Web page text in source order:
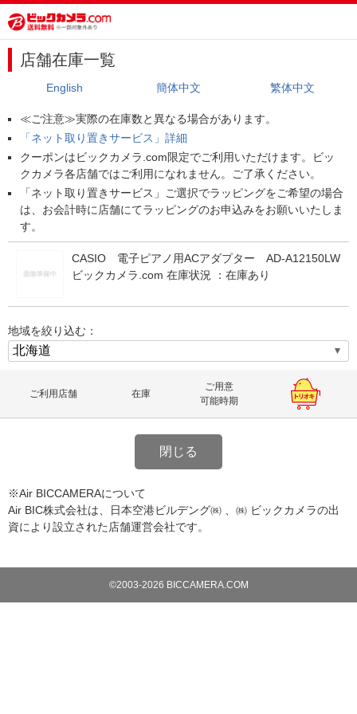
店舗在庫一覧
English 簡体中文 繁体中文
≪ご注意≫実際の在庫数と異なる場合があります。
「ネット取り置きサービス」詳細
クーポンはビックカメラ.com限定でご利用いただけます。ビッ
クカメラ各店舗ではご利用になれません。ご了承ください。
「ネット取り置きサービス」ご選択でラッピングをご希望の場合
は、お会計時に店舗にてラッピングのお申込みをお願いいたしま
す。
CASIO 電子ピアノ用ACアダプター AD-A12150LW
ビックカメラ.com 在庫状況 ： 在庫あり
地域を絞り込む：
ご利用店舗 在庫
ご用意
可能時期
閉じる
※Air BICCAMERAについて
Air BIC株式会社は、日本空港ビルデング㈱ 、㈱ ビックカメラの出
資により設立された店舗運営会社です。
©2003-2026 BICCAMERA.COM